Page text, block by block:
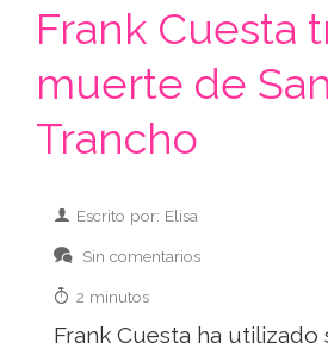
Frank Cuesta
muerte de
Trancho
Escrito por: Elisa
Sin comentarios
2 minutos
Frank Cuesta ha utilizado